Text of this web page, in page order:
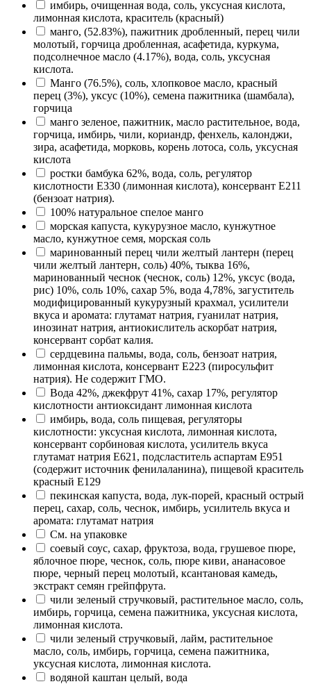
имбирь, очищенная вода, соль, уксусная кислота,
лимонная кислота, краситель (красный)
манго, (52.83%), пажитник дробленный, перец чили
молотый, горчица дробленная, асафетида, куркума,
подсолнечное масло (4.17%), вода, соль, уксусная
кислота.
Манго (76.5%), соль, хлопковое масло, красный
перец (3%), уксус (10%), семена пажитника (шамбала),
горчица
манго зеленое, пажитник, масло растительное, вода,
горчица, имбирь, чили, кориандр, фенхель, калонджи,
зира, асафетида, морковь, корень лотоса, соль, уксусная
кислота
ростки бамбука 62%, вода, соль, регулятор
кислотности E330 (лимонная кислота), консервант E211
(бензоат натрия).
100% натуральное спелое манго
морская капуста, кукурузное масло, кунжутное
масло, кунжутное семя, морская соль
маринованный перец чили желтый лантерн (перец
чили желтый лантерн, соль) 40%, тыква 16%,
маринованный чеснок (чеснок, соль) 12%, уксус (вода,
рис) 10%, соль 10%, сахар 5%, вода 4,78%, загуститель
модифицированный кукурузный крахмал, усилители
вкуса и аромата: глутамат натрия, гуанилат натрия,
инозинат натрия, антиокислитель аскорбат натрия,
консервант сорбат калия.
сердцевина пальмы, вода, соль, бензоат натрия,
лимонная кислота, консервант Е223 (пиросульфит
натрия). Не содержит ГМО.
Вода 42%, джекфрут 41%, сахар 17%, регулятор
кислотности антиоксидант лимонная кислота
имбирь, вода, соль пищевая, регуляторы
кислотности: уксусная кислота, лимонная кислота,
консервант сорбиновая кислота, усилитель вкуса
глутамат натрия Е621, подсластитель аспартам Е951
(содержит источник фенилаланина), пищевой краситель
красный Е129
пекинская капуста, вода, лук-порей, красный острый
перец, сахар, соль, чеснок, имбирь, усилитель вкуса и
аромата: глутамат натрия
См. на упаковке
соевый соус, сахар, фруктоза, вода, грушевое пюре,
яблочное пюре, чеснок, соль, пюре киви, ананасовое
пюре, черный перец молотый, ксантановая камедь,
экстракт семян грейпфрута.
чили зеленый стручковый, растительное масло, соль,
имбирь, горчица, семена пажитника, уксусная кислота,
лимонная кислота.
чили зеленый стручковый, лайм, растительное
масло, соль, имбирь, горчица, семена пажитника,
уксусная кислота, лимонная кислота.
водяной каштан целый, вода